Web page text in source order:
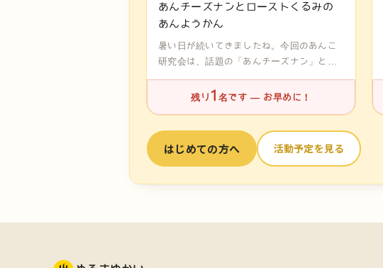
あんチーズナンとローストくるみの
あんようかん
暑い日が続いてきましたね。今回のあんこ
研究会は、話題の「あんチーズナン」と、
残り 1 名です — お早めに！
はじめての方へ 活動予定を見る